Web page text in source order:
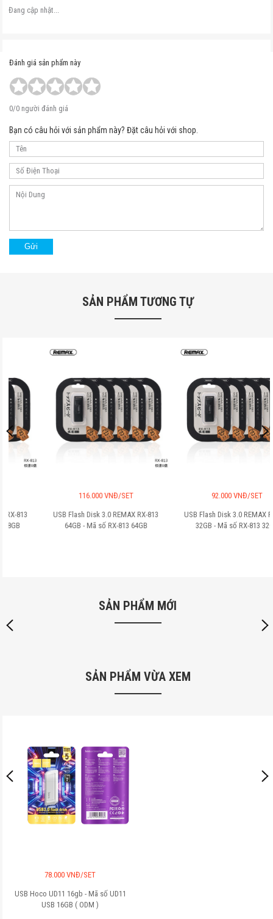
Đang cập nhật...
Đánh giá sản phẩm này
0/0 người đánh giá
Bạn có câu hỏi với sản phẩm này? Đặt câu hỏi với shop.
SẢN PHẨM TƯƠNG TỰ
116.000 VNĐ/SET
USB Flash Disk 3.0 REMAX RX-813
64GB - Mã sốRX-813 64GB
92.000 VNĐ/SET
USB Flash Disk 3.0 REMAX RX-813
32GB - Mã sốRX-813 32GB
SẢN PHẨM MỚI
SẢN PHẨM VỪA XEM
78.000 VNĐ/SET
USB Hoco UD11 16gb - Mã số UD11
USB 16GB ( ODM )